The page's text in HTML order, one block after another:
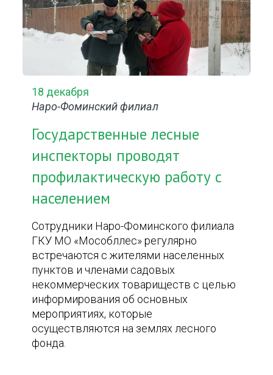
18 декабря
Наро-Фоминский филиал
Государственные лесные
инспекторы проводят
профилактическую работу с
населением
Сотрудники Наро-Фоминского филиала
ГКУ МО «Мособллес» регулярно
встречаются с жителями населенных
пунктов и членами садовых
некоммерческих товариществ с целью
информирования об основных
мероприятиях, которые
осуществляются на землях лесного
фонда.